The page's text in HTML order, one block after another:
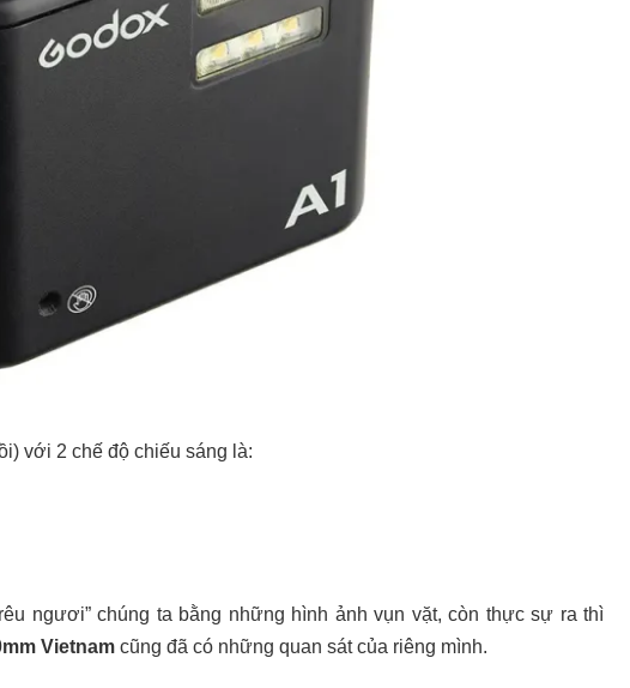
với 2 chế độ chiếu sáng là:
ngươi” chúng ta bằng những hình ảnh vụn vặt, còn thực sự ra thì
Vietnam cũng đã có những quan sát của riêng mình.